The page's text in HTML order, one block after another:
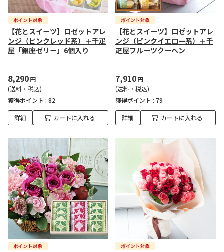
【花とスイーツ】ロゼットアレ
ンジ（ピンクレッド系）＋千疋
屋「銀座ゼリー」6個入り
8,290円
(送料・税込)
獲得ポイント : 82
詳細 カートに入れる
【花とスイーツ】ロゼットアレ
ンジ（ピンクイエロー系）＋千
疋屋フルーツクーヘン
7,910円
(送料・税込)
獲得ポイント : 79
詳細 カートに入れる